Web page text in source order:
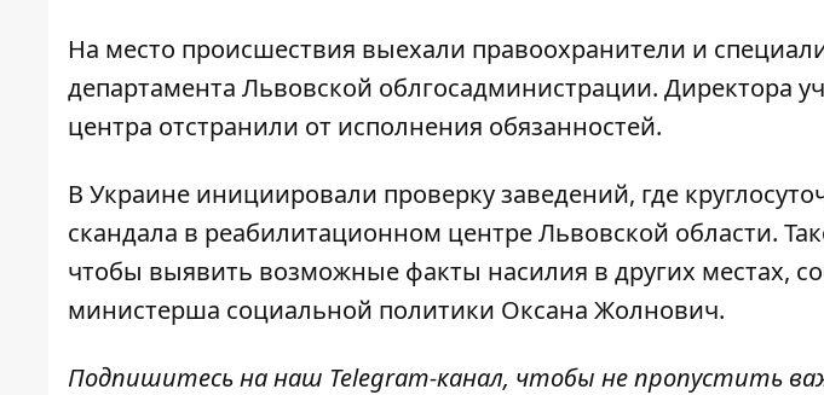
На место происшествия выехали правоохранители и
департамента Львовской облгосадминистрации. Директора
центра отстранили от исполнения обязанностей.
В Украине инициировали проверкузаведений, где
скандала в реабилитационном центре Львовской области.
чтобы выявить возможные факты насилия в других местах,
министерша социальной политики Оксана Жолнович.
Подпишитесь на наш Telegram-канал, чтобы не пропустить